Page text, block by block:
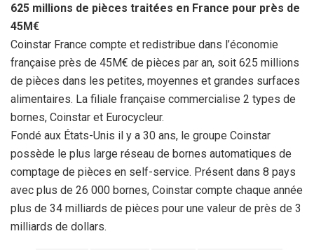
625 millions de pièces traitées en France pour près de
45M€
Coinstar France compte et redistribue dans l’économie
française près de 45M€ de pièces par an, soit 625 millions
de pièces dans les petites, moyennes et grandes surfaces
alimentaires. La filiale française commercialise 2 types de
bornes, Coinstar et Eurocycleur.
Fondé aux États-Unis il y a 30 ans, le groupe Coinstar
possède le plus large réseau de bornes automatiques de
comptage de pièces en self-service. Présent dans 8 pays
avec plus de 26 000 bornes, Coinstar compte chaque année
plus de 34 milliards de pièces pour une valeur de près de 3
milliards de dollars.